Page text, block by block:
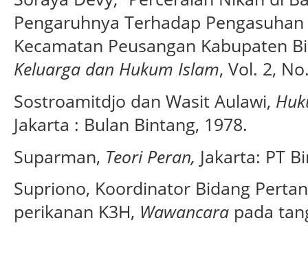
Pengaruhnya Terhadap
Kecamatan Peusangan Kabupaten
Keluarga dan Hukum Islam, Vol. 2,
Sostroamitdjo dan Wasit Aulawi,
Jakarta : Bulan Bintang, 1978.
Suparman, Teori Peran, Jakarta: PT
Supriono, Koordinator Bidang
perikanan K3H, Wawancara pada